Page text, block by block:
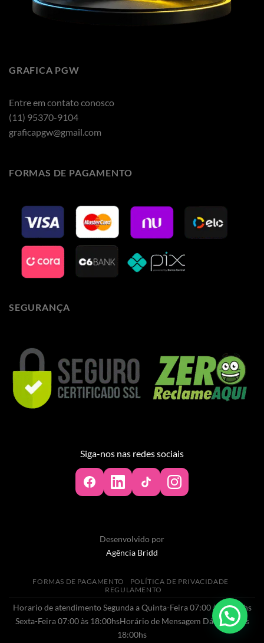
GRAFICA PGW
Entre em contato conosco
(11) 95370-9104
graficapgw@gmail.com
FORMAS DE PAGAMENTO
SEGURANÇA
Siga-nos nas redes sociais
Desenvolvido por
Agência Bridd
FORMAS DE PAGAMENTO
POLÍTICA DE PRIVACIDADE
REGULAMENTO
Horario de atendimento Segunda a Quinta-Feira 07:00 às 20:00hs
Sexta-Feira 07:00 às 18:00hsHorário de Mensagem Dás 07:00 às
18:00hs